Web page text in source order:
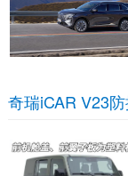
奇瑞iCAR V23